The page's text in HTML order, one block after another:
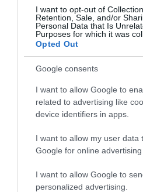
I want to opt-out of
Retention, Sale, and/or
Personal Data that Is
Purposes for which it was
Opted Out
Google consents
I want to allow Google to
related to advertising like
device identifiers in apps.
I want to allow my user data
Google for online advertising
I want to allow Google to
personalized advertising.
Ψηφοφορία:4.2. Από 299